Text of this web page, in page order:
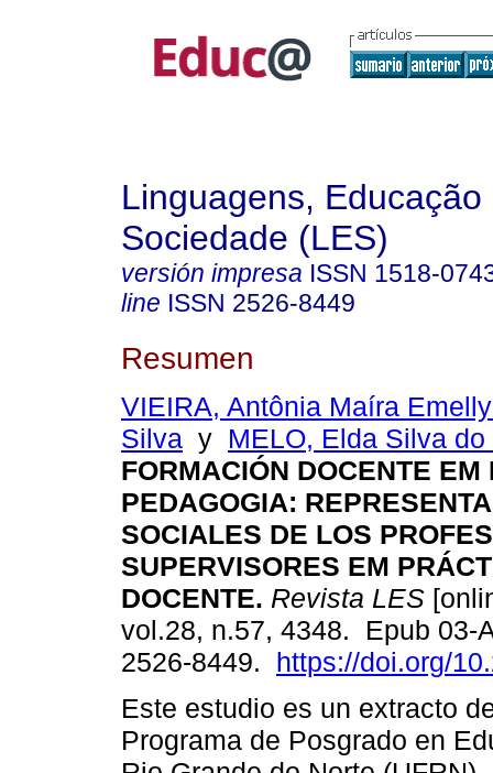
Linguagens, Educação
Sociedade (LES)
versión impresa ISSN 1518-
line ISSN 2526-8449
Resumen
VIEIRA, Antônia Maíra
Silva y MELO, Elda Silva
FORMACIÓN DOCENTE EM
PEDAGOGIA:
SOCIALES DE LOS
SUPERVISORES EM
DOCENTE. Revista LES
vol.28, n.57, 4348. Epub 03-
2526-8449. https://doi.org/
Este estudio es un extracto
Programa de Posgrado en